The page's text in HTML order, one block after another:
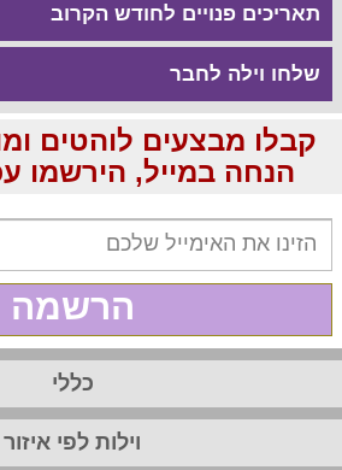
תאריכים פנויים לחודש הקרוב
שלחו וילה לחבר
הנחה במייל, הירשמו
הרשמה
כללי
וילות לפי איזור